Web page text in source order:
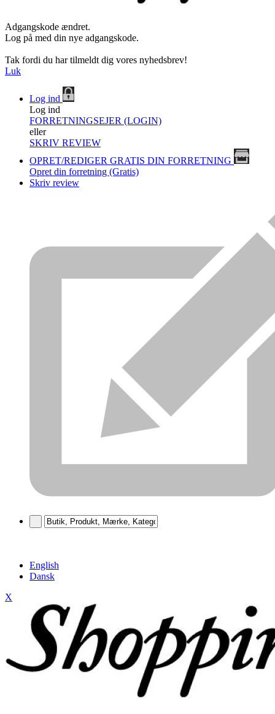
Adgangskode ændret.
Log på med din nye adgangskode.
Tak fordi du har tilmeldt dig vores nyhedsbrev!
Luk
Log ind
Log ind
FORRETNINGSEJER (LOGIN)
eller
SKRIV REVIEW
OPRET/REDIGER GRATIS DIN FORRETNING
Opret din forretning (Gratis)
Skriv review
English
Dansk
X